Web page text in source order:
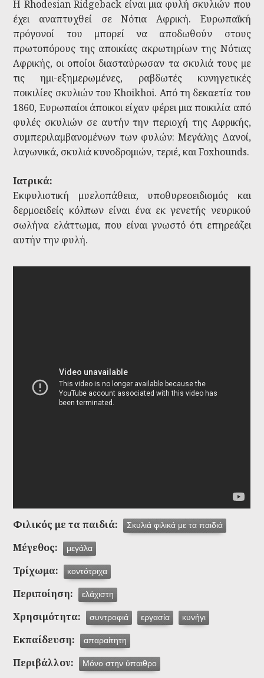
Η Rhodesian Ridgeback είναι μια φυλή σκυλιών που
έχει αναπτυχθεί σε Νότια Αφρική. Ευρωπαϊκή
πρόγονοί του μπορεί να αποδωθούν στους
πρωτοπόρους της αποικίας ακρωτηρίων της Νότιας
Αφρικής, οι οποίοι διασταύρωσαν τα σκυλιά τους με
τις ημι-εξημερωμένες, ραβδωτές κυνηγετικές
ποικιλίες σκυλιών του Khoikhoi. Από τη δεκαετία του
1860, Ευρωπαίοι άποικοι είχαν φέρει μια ποικιλία από
φυλές σκυλιών σε αυτήν την περιοχή της Αφρικής,
συμπεριλαμβανομένων των φυλών: Μεγάλης Δανοί,
λαγωνικά, σκυλιά κυνοδρομιών, τεριέ, και Foxhounds.
Ιατρικά:
Εκφυλιστική μυελοπάθεια, υποθυρεοειδισμός και
δερμοειδείς κόλπων είναι ένα εκ γενετής νευρικού
σωλήνα ελάττωμα, που είναι γνωστό ότι επηρεάζει
αυτήν την φυλή.
Φιλικός με τα παιδιά: Σκυλιά φιλικά με τα παιδιά
Μέγεθος: μεγάλα
Τρίχωμα: κοντότριχα
Περιποίηση: ελάχιστη
Χρησιμότητα: συντροφιά εργασία κυνήγι
Εκπαίδευση: απαραίτητη
Περιβάλλον: Μόνο στην ύπαιθρο